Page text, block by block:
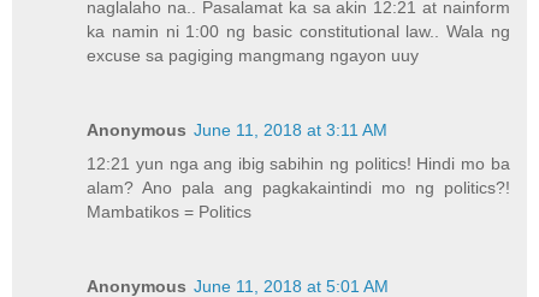
naglalaho na.. Pasalamat ka sa akin 12:21 at nainform
ka namin ni 1:00 ng basic constitutional law.. Wala ng
excuse sa pagiging mangmang ngayon uuy
Anonymous June 11, 2018 at 3:11 AM
12:21 yun nga ang ibig sabihin ng politics! Hindi mo ba
alam? Ano pala ang pagkakaintindi mo ng politics?!
Mambatikos = Politics
Anonymous June 11, 2018 at 5:01 AM